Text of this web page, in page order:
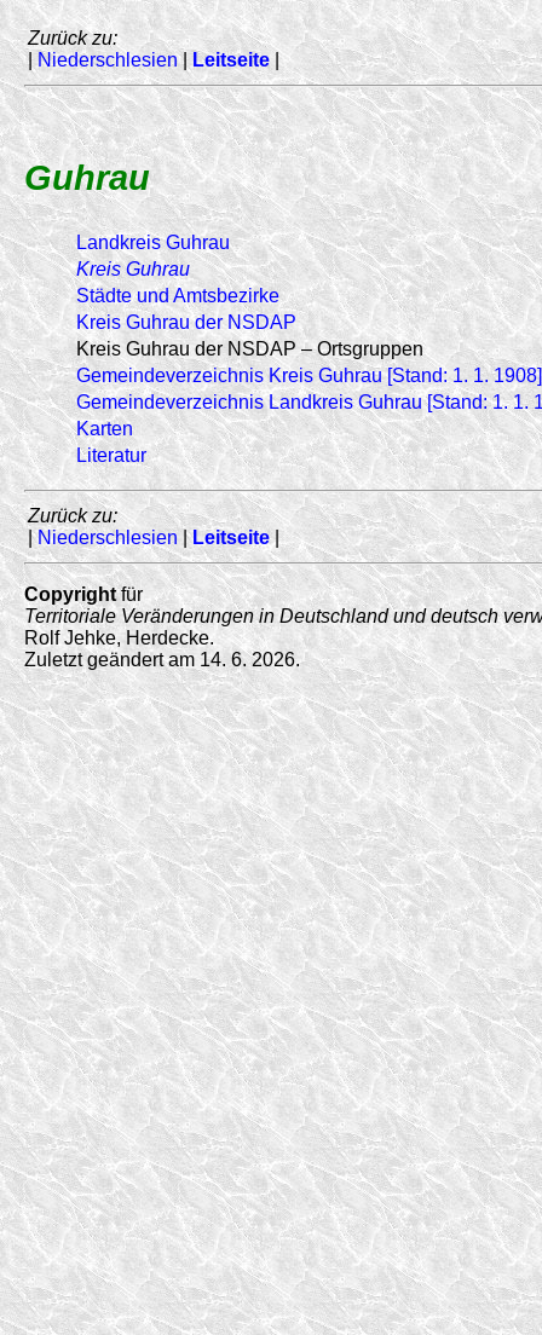
Zurück zu:
| Niederschlesien| Leitseite |
Guhrau
Landkreis Guhrau
Kreis Guhrau
Städte und Amtsbezirke
Kreis Guhrau der NSDAP
Kreis Guhrau der NSDAP – Ortsgruppen
Gemeindeverzeichnis Kreis Guhrau [Stand: 1. 1. 1908]
Gemeindeverzeichnis Landkreis Guhrau [Stand: 1. 1.
Karten
Literatur
Zurück zu:
| Niederschlesien | Leitseite|
Copyrightfür
Territoriale Veränderungen in Deutschland und deutsch
Rolf Jehke, Herdecke.
Zuletzt geändert am 14. 6. 2026.